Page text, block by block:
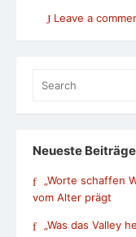
Leave a
for:
Neueste Beiträge
„Worte schaffen
vom Alter prägt
„Was das Valley